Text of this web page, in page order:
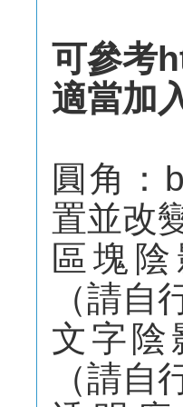
可參考
適當加
圓角：
置並改
區塊陰
（請自
文字陰
（請自